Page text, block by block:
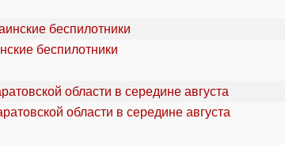
беспилотники
области в середине августа